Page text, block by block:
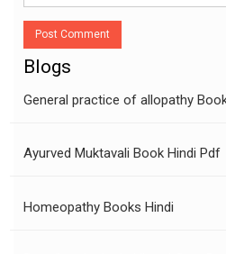
Post Comment
Blogs
General practice of allopathy
Ayurved Muktavali Book Hindi Pdf
Homeopathy Books Hindi